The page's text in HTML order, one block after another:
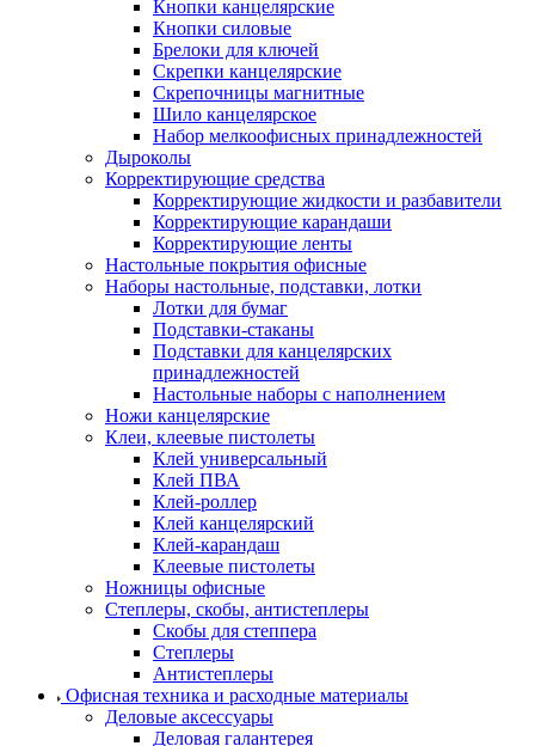
Кнопки канцелярские
Кнопки силовые
Брелоки для ключей
Скрепки канцелярские
Скрепочницы магнитные
Шило канцелярское
Набор мелкоофисных принадлежностей
Дыроколы
Корректирующие средства
Корректирующие жидкости и разбавители
Корректирующие карандаши
Корректирующие ленты
Настольные покрытия офисные
Наборы настольные, подставки, лотки
Лотки для бумаг
Подставки-стаканы
Подставки для канцелярских
принадлежностей
Настольные наборы с наполнением
Ножи канцелярские
Клеи, клеевые пистолеты
Клей универсальный
Клей ПВА
Клей-роллер
Клей канцелярский
Клей-карандаш
Клеевые пистолеты
Ножницы офисные
Степлеры, скобы, антистеплеры
Скобы для степпера
Степлеры
Антистеплеры
Офисная техника и расходные материалы
Деловые аксессуары
Деловая галантерея